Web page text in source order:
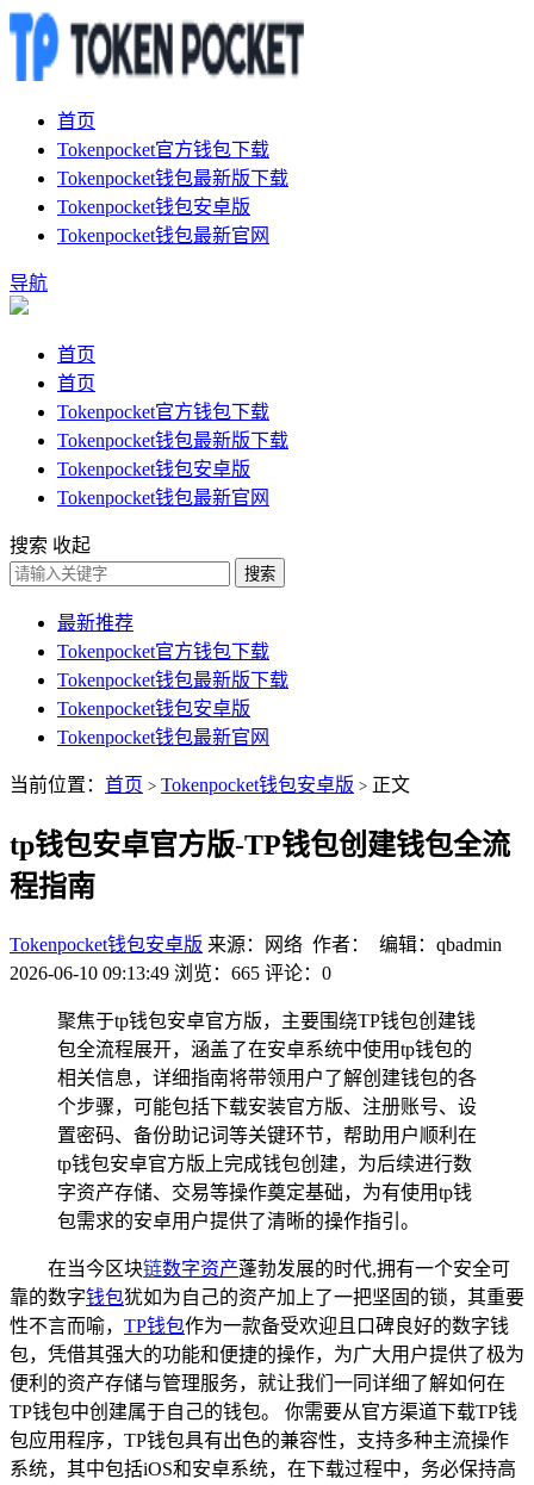
首页
Tokenpocket官方钱包下载
Tokenpocket钱包最新版下载
Tokenpocket钱包安卓版
Tokenpocket钱包最新官网
导航
首页
首页
Tokenpocket官方钱包下载
Tokenpocket钱包最新版下载
Tokenpocket钱包安卓版
Tokenpocket钱包最新官网
搜索 收起
搜索
最新推荐
Tokenpocket官方钱包下载
Tokenpocket钱包最新版下载
Tokenpocket钱包安卓版
Tokenpocket钱包最新官网
当前位置： 首页 > Tokenpocket钱包安卓版 > 正文
tp钱包安卓官方版-TP钱包创建钱包全流
程指南
Tokenpocket钱包安卓版 来源：网络 作者： 编辑：qbadmin
2026-06-10 09:13:49 浏览：665 评论：0
聚焦于tp钱包安卓官方版，主要围绕TP钱包创建钱
包全流程展开，涵盖了在安卓系统中使用tp钱包的
相关信息，详细指南将带领用户了解创建钱包的各
个步骤，可能包括下载安装官方版、注册账号、设
置密码、备份助记词等关键环节，帮助用户顺利在
tp钱包安卓官方版上完成钱包创建，为后续进行数
字资产存储、交易等操作奠定基础，为有使用tp钱
包需求的安卓用户提供了清晰的操作指引。
在当今区块链数字资产蓬勃发展的时代,拥有一个安全可
靠的数字钱包犹如为自己的资产加上了一把坚固的锁，其重要
性不言而喻， TP钱包作为一款备受欢迎且口碑良好的数字钱
包，凭借其强大的功能和便捷的操作，为广大用户提供了极为
便利的资产存储与管理服务，就让我们一同详细了解如何在
TP钱包中创建属于自己的钱包。 你需要从官方渠道下载TP钱
包应用程序，TP钱包具有出色的兼容性，支持多种主流操作
系统，其中包括iOS和安卓系统，在下载过程中，务必保持高